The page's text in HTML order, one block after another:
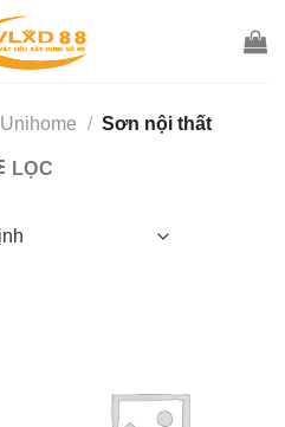
Unihome / Sơn nội thất
LỌC